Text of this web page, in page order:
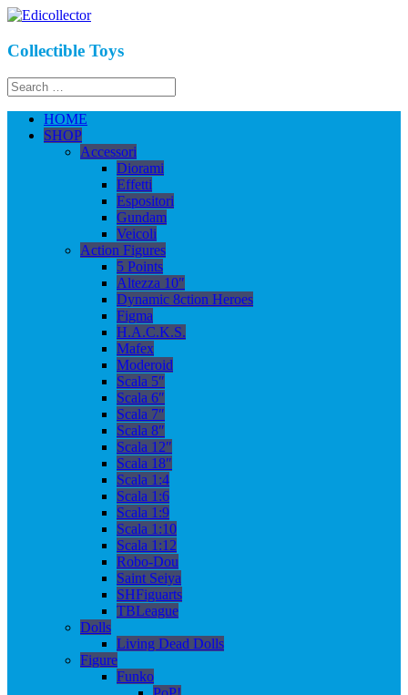
Collectible Toys
HOME
SHOP
Accessori
Diorami
Effetti
Espositori
Gundam
Veicoli
Action Figures
5 Points
Altezza 10″
Dynamic 8ction Heroes
Figma
H.A.C.K.S.
Mafex
Moderoid
Scala 5″
Scala 6″
Scala 7″
Scala 8″
Scala 12″
Scala 18″
Scala 1:4
Scala 1:6
Scala 1:9
Scala 1:10
Scala 1:12
Robo-Dou
Saint Seiya
SHFiguarts
TBLeague
Dolls
Living Dead Dolls
Figure
Funko